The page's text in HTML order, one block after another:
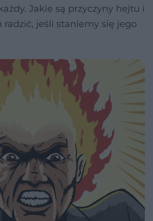
Jakie są przyczyny hejtu i
radzić, jeśli staniemy się jego